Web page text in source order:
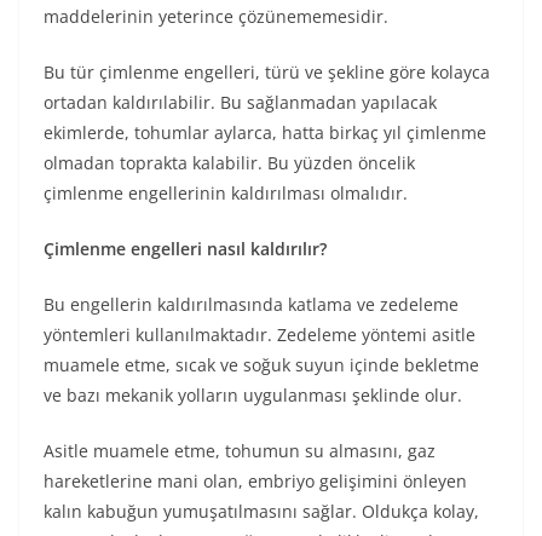
maddelerinin yeterince çözünememesidir.
Bu tür çimlenme engelleri, türü ve şekline göre kolayca
ortadan kaldırılabilir. Bu sağlanmadan yapılacak
ekimlerde, tohumlar aylarca, hatta birkaç yıl çimlenme
olmadan toprakta kalabilir. Bu yüzden öncelik
çimlenme engellerinin kaldırılması olmalıdır.
Çimlenme engelleri nasıl kaldırılır?
Bu engellerin kaldırılmasında katlama ve zedeleme
yöntemleri kullanılmaktadır. Zedeleme yöntemi asitle
muamele etme, sıcak ve soğuk suyun içinde bekletme
ve bazı mekanik yolların uygulanması şeklinde olur.
Asitle muamele etme, tohumun su almasını, gaz
hareketlerine mani olan, embriyo gelişimini önleyen
kalın kabuğun yumuşatılmasını sağlar. Oldukça kolay,